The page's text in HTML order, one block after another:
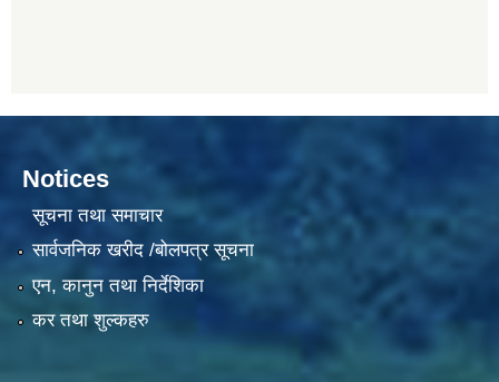
Notices
सूचना तथा समाचार
सार्वजनिक खरीद /बोलपत्र सूचना
एन, कानुन तथा निर्देशिका
कर तथा शुल्कहरु